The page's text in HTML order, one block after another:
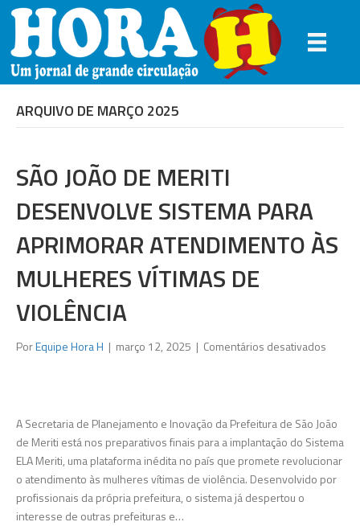
ARQUIVO DE MARÇO 2025
SÃO JOÃO DE MERITI
DESENVOLVE SISTEMA PARA
APRIMORAR ATENDIMENTO ÀS
MULHERES VÍTIMAS DE
VIOLÊNCIA
PorEquipe Hora H | março 12, 2025 | Comentários desativados
Meriti
para
A Secretaria de Planejamento e Inovação da Prefeitura de São João
de Meriti está nos preparativos finais para a implantação do Sistema
ELA Meriti, uma plataforma inédita no país que promete revolucionar
o atendimento às mulheres vítimas de violência. Desenvolvido por
profissionais da própria prefeitura, o sistema já despertou o
interesse de outras prefeituras e…